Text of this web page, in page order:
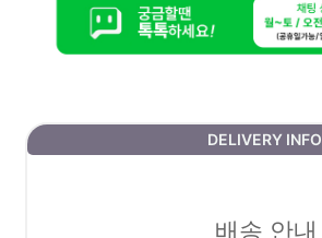
DELIVERY INFO
배송 안내